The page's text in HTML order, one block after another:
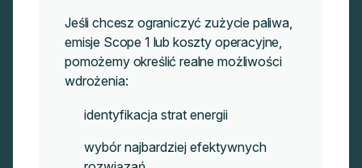
Jeśli chcesz ograniczyć zużycie paliwa,
emisje Scope 1 lub koszty operacyjne,
pomożemy określić realne możliwości
wdrożenia:
identyfikacja strat energii
wybór najbardziej efektywnych